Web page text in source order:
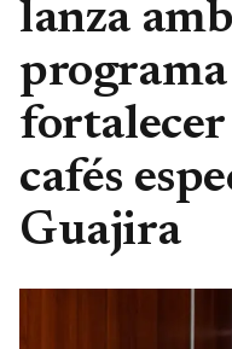
lanza
fortalecer
cafés
Guajira